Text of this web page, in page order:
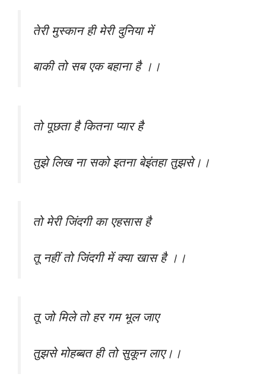
तेरी मुस्कान ही मेरी दुनिया में
बाकी तो सब एक बहाना है ।।
तो पूछता है कितना प्यार है
तुझे लिख ना सको इतना बेइंतहा तुझसे।।
तो मेरी जिंदगी का एहसास है
तू नहीं तो जिंदगी में क्या खास है ।।
तू जो मिले तो हर गम भूल जाए
तुझसे मोहब्बत ही तो सुकून लाए।।